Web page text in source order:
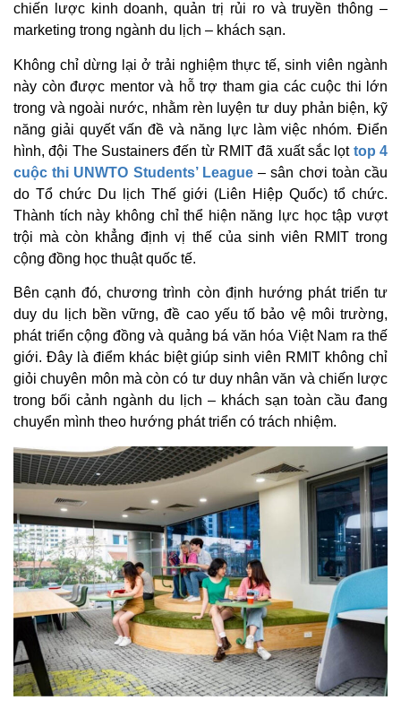
chiến lược kinh doanh, quản trị rủi ro và truyền thông –
marketing trong ngành du lịch – khách sạn.
Không chỉ dừng lại ở trải nghiệm thực tế, sinh viên ngành
này còn được mentor và hỗ trợ tham gia các cuộc thi lớn
trong và ngoài nước, nhằm rèn luyện tư duy phản biện, kỹ
năng giải quyết vấn đề và năng lực làm việc nhóm. Điển
hình, đội The Sustainers đến từ RMIT đã xuất sắc lọt top 4
cuộc thi UNWTO Students’ League– sân chơi toàn cầu
do Tổ chức Du lịch Thế giới (Liên Hiệp Quốc) tổ chức.
Thành tích này không chỉ thể hiện năng lực học tập vượt
trội mà còn khẳng định vị thế của sinh viên RMIT trong
cộng đồng học thuật quốc tế.
Bên cạnh đó, chương trình còn định hướng phát triển tư
duy du lịch bền vững, đề cao yếu tố bảo vệ môi trường,
phát triển cộng đồng và quảng bá văn hóa Việt Nam ra thế
giới. Đây là điểm khác biệt giúp sinh viên RMIT không chỉ
giỏi chuyên môn mà còn có tư duy nhân văn và chiến lược
trong bối cảnh ngành du lịch – khách sạn toàn cầu đang
chuyển mình theo hướng phát triển có trách nhiệm.